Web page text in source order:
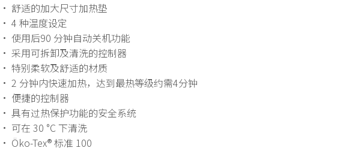
• 舒适的加大尺寸加热垫
• 4 种温度设定
• 使用后90 分钟自动关机功能
• 采用可拆卸及清洗的控制器
• 特别柔软及舒适的材质
• 2 分钟内快速加热，达到最热等级约需4分钟
• 便捷的控制器
• 具有过热保护功能的安全系统
• 可在 30 °C 下清洗
• Öko-Tex® 标准 100